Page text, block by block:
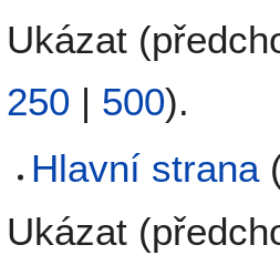
Ukázat (
250 | 500).
Hlavní strana
Ukázat (